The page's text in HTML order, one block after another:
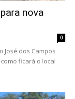
nova
0
José dos Campos
ficará o local